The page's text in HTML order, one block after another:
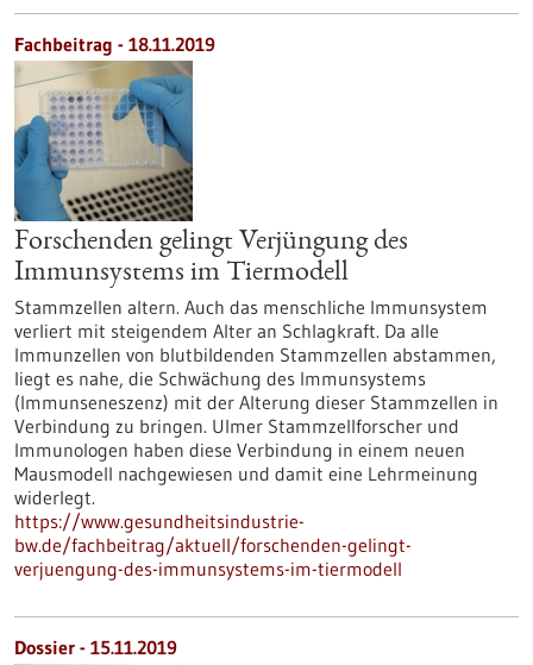
Fachbeitrag - 18.11.2019
Forschenden gelingt Verjüngung des
Immunsystems im Tiermodell
Stammzellen altern. Auch das menschliche Immunsystem
verliert mit steigendem Alter an Schlagkraft. Da alle
Immunzellen von blutbildenden Stammzellen abstammen,
liegt es nahe, die Schwächung des Immunsystems
(Immunseneszenz) mit der Alterung dieser Stammzellen in
Verbindung zu bringen. Ulmer Stammzellforscher und
Immunologen haben diese Verbindung in einem neuen
Mausmodell nachgewiesen und damit eine Lehrmeinung
widerlegt.
https://www.gesundheitsindustrie-
bw.de/fachbeitrag/aktuell/forschenden-gelingt-
verjuengung-des-immunsystems-im-tiermodell
Dossier - 15.11.2019